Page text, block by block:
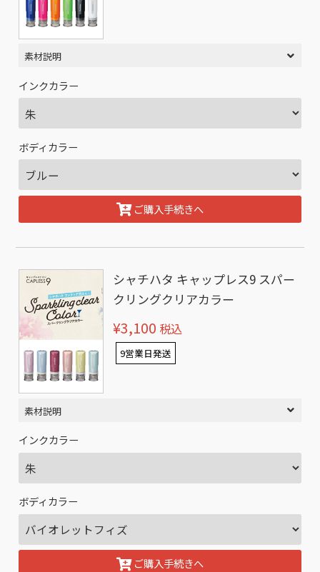
素材説明
インクカラー
ボディカラー
ご購入手続きへ
シャチハタ キャップレス9 スパー
クリングクリアカラー
¥3,100 税込
9営業日発送
素材説明
インクカラー
ボディカラー
ご購入手続きへ